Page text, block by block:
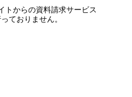
トからの資料請求サービス
ておりません。